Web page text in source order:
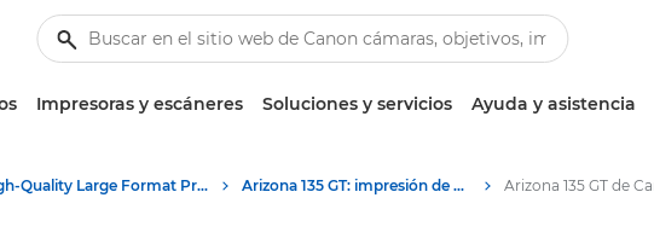
Impresoras y escáneres Soluciones y servicios Ayuda y asistencia
High-Quality Large Format Printers for CAD/GIS and Stunning Graphics Arizona 135 GT: impresión de gráficos excelente